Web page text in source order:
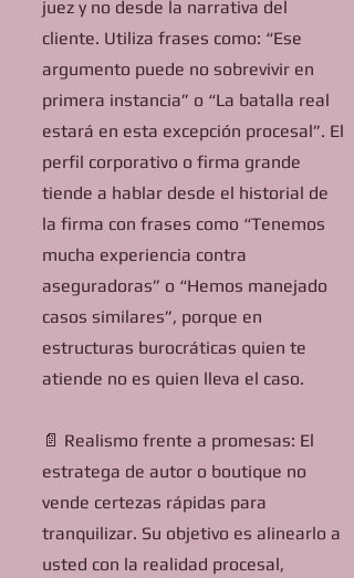
juez y no desde la narrativa del
cliente. Utiliza frases como: “Ese
argumento puede no sobrevivir en
primera instancia” o “La batalla real
estará en esta excepción procesal”. El
perfil corporativo o firma grande
tiende a hablar desde el historial de
la firma con frases como “Tenemos
mucha experiencia contra
aseguradoras” o “Hemos manejado
casos similares”, porque en
estructuras burocráticas quien te
atiende no es quien lleva el caso.
📄 Realismo frente a promesas: El
estratega de autor o boutique no
vende certezas rápidas para
tranquilizar. Su objetivo es alinearlo a
usted con la realidad procesal,